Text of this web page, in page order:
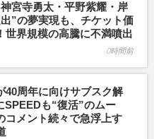
宮寺勇太・平野紫耀・岸
”の夢実現も、チケット価
世界規模の高騰に不満噴出
0時間前
40周年に向けサブスク解
SPEEDも“復活”のムー
コメント続々で急浮上す